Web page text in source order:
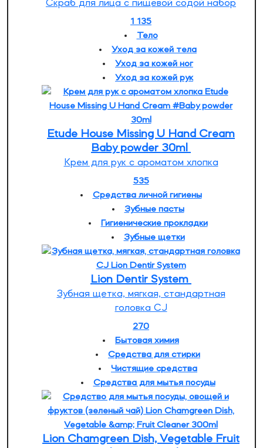
Скраб для лица с пищевой содой набор
1 135
Тело
Уход за кожей тела
Уход за кожей ног
Уход за кожей рук
Etude House Missing U Hand Cream
Baby powder 30ml
Крем для рук с ароматом хлопка
535
Средства личной гигиены
Зубные пасты
Гигиенические прокладки
Зубные щетки
Lion Dentir System
Зубная щетка, мягкая, стандартная
головка СJ
270
Бытовая химия
Средства для стирки
Чистящие средства
Средства для мытья посуды
Lion Chamgreen Dish, Vegetable Fruit